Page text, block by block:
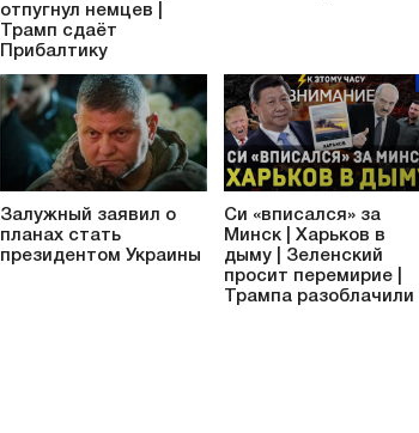
отпугнул немцев |
Трамп сдаёт
Прибалтику
Залужный заявил о
планах стать
президентом Украины
Си «вписался» за
Минск | Харьков в
дыму | Зеленский
просит перемирие |
Трампа разоблачили